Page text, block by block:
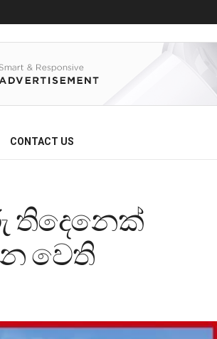
CONTACT US
තිදෙනෙක්
වෙති